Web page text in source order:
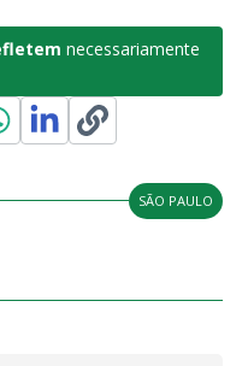
necessariamente
SÃO PAULO